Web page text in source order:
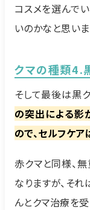
コスメを選んで
いのかなと思いま
クマの種類4.
そして最後は黒ク
の突出による影
ので、セルフケア
赤クマと同様、
なりますが、そ
んとクマ治療を受